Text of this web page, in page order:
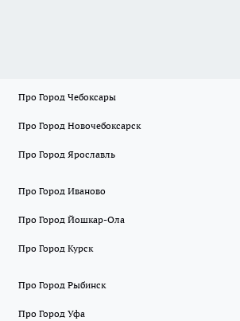
Про Город Чебоксары
Про Город Новочебоксарск
Про Город Ярославль
Про Город Иваново
Про Город Йошкар-Ола
Про Город Курск
Про Город Рыбинск
Про Город Уфа